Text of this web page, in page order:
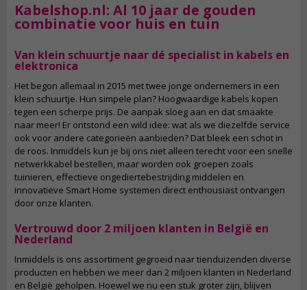
Kabelshop.nl: Al 10 jaar de gouden
combinatie voor huis en tuin
Van klein schuurtje naar dé specialist in kabels en
elektronica
Het begon allemaal in 2015 met twee jonge ondernemers in een
klein schuurtje. Hun simpele plan? Hoogwaardige kabels kopen
tegen een scherpe prijs. De aanpak sloeg aan en dat smaakte
naar meer! Er ontstond een wild idee: wat als we diezelfde service
ook voor andere categorieën aanbieden? Dat bleek een schot in
de roos. Inmiddels kun je bij ons niet alleen terecht voor een snelle
netwerkkabel bestellen, maar worden ook groepen zoals
tuinieren, effectieve ongediertebestrijding middelen en
innovatieve Smart Home systemen direct enthousiast ontvangen
door onze klanten.
Vertrouwd door 2 miljoen klanten in België en
Nederland
Inmiddels is ons assortiment gegroeid naar tienduizenden diverse
producten en hebben we meer dan 2 miljoen klanten in Nederland
en België geholpen. Hoewel we nu een stuk groter zijn, blijven